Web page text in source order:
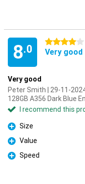
8.0
4 stars
Very good
Very good
Peter Smith | 29-11-
128GB A356 Dark Blue
I recommend this
Pro
Size
Pro
Value
Pro
Speed